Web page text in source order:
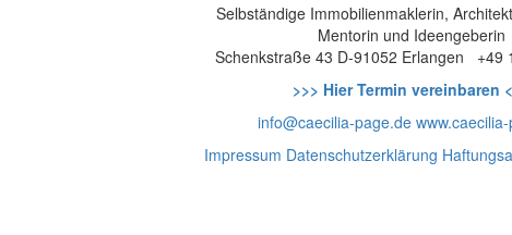
Selbständige Immobilienmaklerin,
Mentorin und Ideengeberin
Schenkstraße 43 D-91052 Erlangen
+49
>>> Hier Termin vereinbaren
info@caecilia-page.de
Impressum Datenschutzerklärung